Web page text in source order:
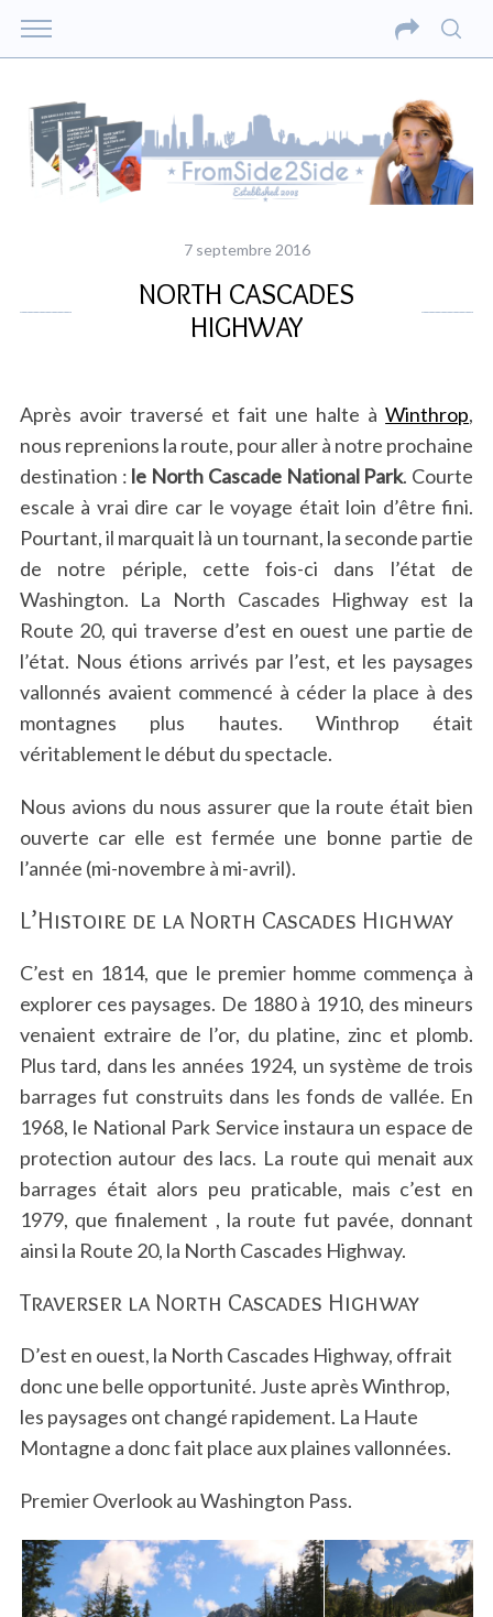
7 septembre 2016
NORTH CASCADES
HIGHWAY
Après avoir traversé et fait une halte àWinthrop,
nous reprenions la route, pour aller à notre prochaine
destination : le North Cascade National Park. Courte
escale à vrai dire car le voyage était loin d’être fini.
Pourtant, il marquait là un tournant, la seconde partie
de notre périple, cette fois-ci dans l’état de
Washington. La North Cascades Highway est la
Route 20, qui traverse d’est en ouest une partie de
l’état. Nous étions arrivés par l’est, et les paysages
vallonnés avaient commencé à céder la place à des
montagnes plus hautes. Winthrop était
véritablement le début du spectacle.
Nous avions du nous assurer que la route était bien
ouverte car elle est fermée une bonne partie de
l’année (mi-novembre à mi-avril).
L’Histoire de la North Cascades Highway
C’est en 1814, que le premier homme commença à
explorer ces paysages. De 1880 à 1910, des mineurs
venaient extraire de l’or, du platine, zinc et plomb.
Plus tard, dans les années 1924, un système de trois
barrages fut construits dans les fonds de vallée. En
1968, le National Park Service instaura un espace de
protection autour des lacs. La route qui menait aux
barrages était alors peu praticable, mais c’est en
1979, que finalement , la route fut pavée, donnant
ainsi la Route 20, la North Cascades Highway.
Traverser la North Cascades Highway
D’est en ouest, la North Cascades Highway, offrait
donc une belle opportunité. Juste après Winthrop,
les paysages ont changé rapidement. La Haute
Montagne a donc fait place aux plaines vallonnées.
Premier Overlook au Washington Pass.